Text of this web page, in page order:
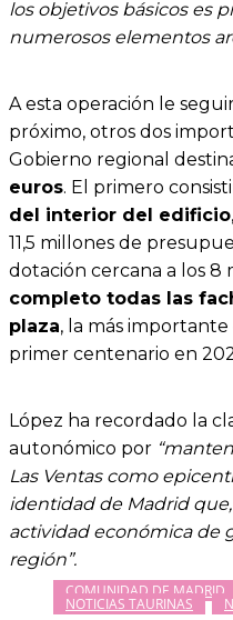
los objetivos básicos es
numerosos elementos
A esta operación le
próximo, otros dos
Gobierno regional
euros. El primero
del interior del edificio
11,5 millones de
dotación cercana a los 8
completo todas las
plaza, la más
primer centenario en
López ha recordado la
autonómico por
Las Ventas como
identidad de Madrid
actividad económica de
región”.
COMUNIDAD DE MADRID
NOTICIAS TAURINAS